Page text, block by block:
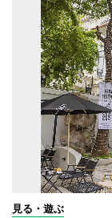
見る・遊ぶ